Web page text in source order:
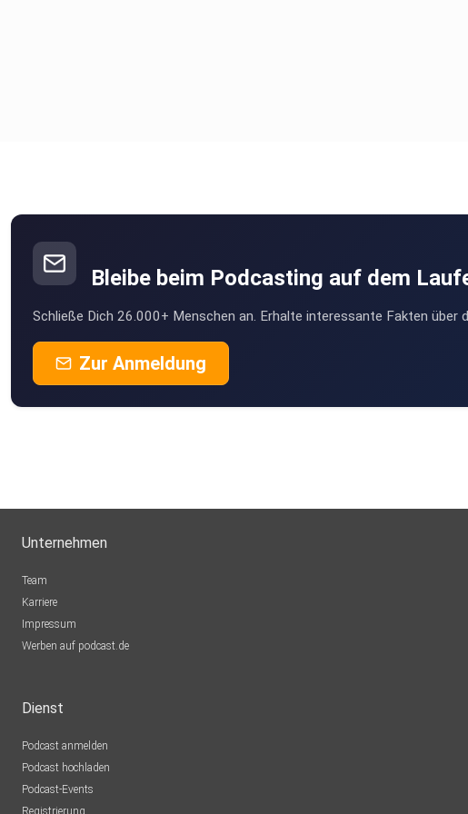
Bleibe beim Podcasting auf dem
Schließe Dich 26.000+ Menschen an. Erhalte interessante Fakten
Zur Anmeldung
Unternehmen
Team
Karriere
Impressum
Werben auf podcast.de
Dienst
Podcast anmelden
Podcast hochladen
Podcast-Events
Registrierung